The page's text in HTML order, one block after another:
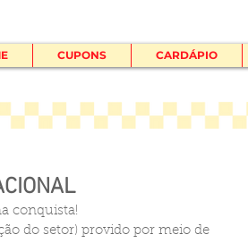
CUPONS CARDÁPIO
conquista!
do setor) provido por meio de